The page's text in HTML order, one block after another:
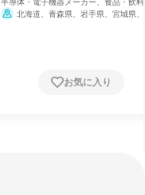
半導体・電子機器メーカー、食品・飲
カー、人材派遣・職業紹介
北海道、青森県、岩手県、宮城県
歌山県、鳥取県、島根県、岡山県、広
お気に入り